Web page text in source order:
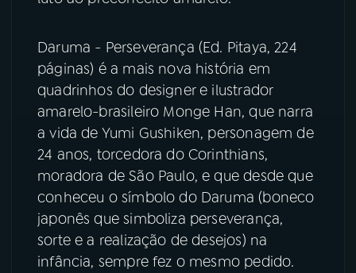
ÚLTIMAS
08FESTIVAL DE MÚSICA
ACOMPANHE A RÁDIO NACIONAL
YouTube Facebook
Instagram X
TikTok
Daruma - Perseverança (Ed. Pitaya, 224
páginas) é a mais nova história em
quadrinhos do designer e ilustrador
amarelo-brasileiro Monge Han, que narra
a vida de Yumi Gushiken, personagem de
24 anos, torcedora do Corinthians,
moradora de São Paulo, e que desde que
conheceu o símbolo do Daruma (boneco
japonês que simboliza perseverança,
sorte e a realização de desejos) na
infância, sempre fez o mesmo pedido.